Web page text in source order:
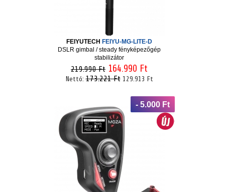
FEIYUTECH FEIYU-MG-LITE-D
DSLR gimbal / steady fényképezőgép
stabilizátor
219.990 Ft 164.990 Ft
Nettó:173.221 Ft 129.913 Ft
- 5.000 Ft